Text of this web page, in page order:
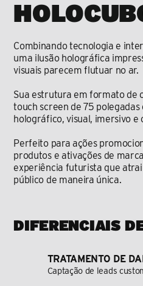
Combinando tecnologia e
uma ilusão holográfica
visuais parecem flutuar no ar.
Sua estrutura em formato de
touch screen de 75
holográfico, visual, imersivo e
Perfeito para ações
produtos e ativações de
experiência futurista que
público de maneira única.
DIFERENCIAIS
TRATAMENTO DE
Captação de leads